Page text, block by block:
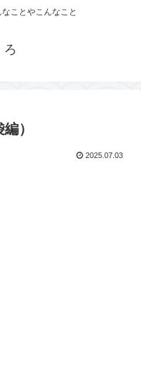
ことやこんなこと
ろ
）
2025.07.03